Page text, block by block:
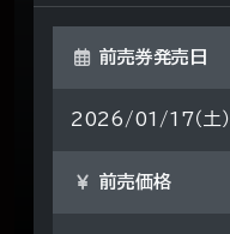
前売券発売日
2026/01/17（土）
前売価格